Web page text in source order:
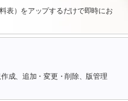
表）をアップするだけで即時にお
成、追加・変更・削除、版管理